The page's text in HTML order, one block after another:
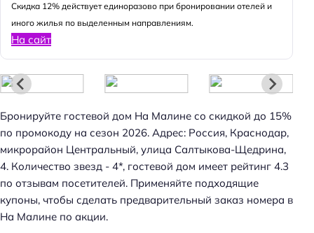
Cкидка 12% действует единоразово при бронировании отелей и
иного жилья по выделенным направлениям.
На сайт
Бронируйте гостевой дом На Малине со скидкой до 15%
по промокоду на сезон 2026. Адрес: Россия, Краснодар,
микрорайон Центральный, улица Салтыкова-Щедрина,
4. Количество звезд - 4*, гостевой дом имеет рейтинг 4.3
по отзывам посетителей. Применяйте подходящие
купоны, чтобы сделать предварительный заказ номера в
На Малине по акции.